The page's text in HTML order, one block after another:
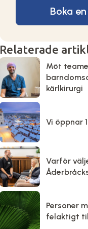
Boka
Relaterade
Möt
kärlkirurgi
Vi öppnar
Varför
Personer
felaktigt